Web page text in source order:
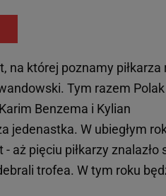
na której poznamy piłkarza
Tym razem
Benzema i Kylian
jedenastka. W ubiegłym
aż pięciu piłkarzy znalazło
trofea. W tym roku